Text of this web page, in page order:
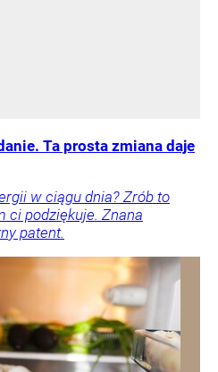
Ta prosta zmiana daje
w ciągu dnia? Zrób to
ci podziękuje. Znana
patent.